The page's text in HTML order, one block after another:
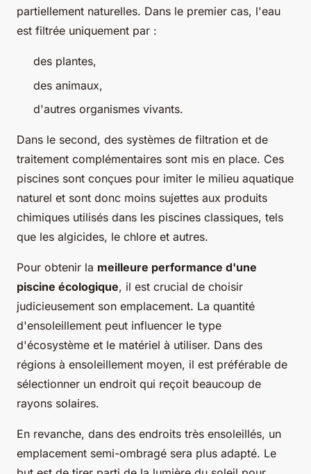
partiellement naturelles. Dans le premier cas, l'eau
est filtrée uniquement par :
des plantes,
des animaux,
d'autres organismes vivants.
Dans le second, des systèmes de filtration et de
traitement complémentaires sont mis en place. Ces
piscines sont conçues pour imiter le milieu aquatique
naturel et sont donc moins sujettes aux produits
chimiques utilisés dans les piscines classiques, tels
que les algicides, le chlore et autres.
Pour obtenir la meilleure performance d'une
piscine écologique, il est crucial de choisir
judicieusement son emplacement. La quantité
d'ensoleillement peut influencer le type
d'écosystème et le matériel à utiliser. Dans des
régions à ensoleillement moyen, il est préférable de
sélectionner un endroit qui reçoit beaucoup de
rayons solaires.
En revanche, dans des endroits très ensoleillés, un
emplacement semi-ombragé sera plus adapté. Le